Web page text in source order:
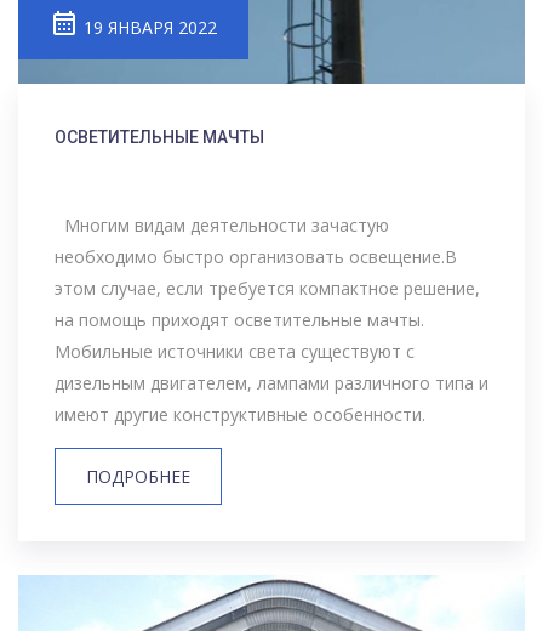
19 ЯНВАРЯ 2022
ОСВЕТИТЕЛЬНЫЕ МАЧТЫ
Многим видам деятельности зачастую
необходимо быстро организовать освещение.В
этом случае, если требуется компактное решение,
на помощь приходят осветительные мачты.
Мобильные источники света существуют с
дизельным двигателем, лампами различного типа и
имеют другие конструктивные особенности.
ПОДРОБНЕЕ